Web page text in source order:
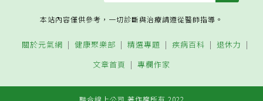
本站內容僅供參考，一切診斷與治療請遵從醫師指導。
關於元氣網 健康聚樂部 精選專題 疾病百科
退休力
文章首頁
專欄作家